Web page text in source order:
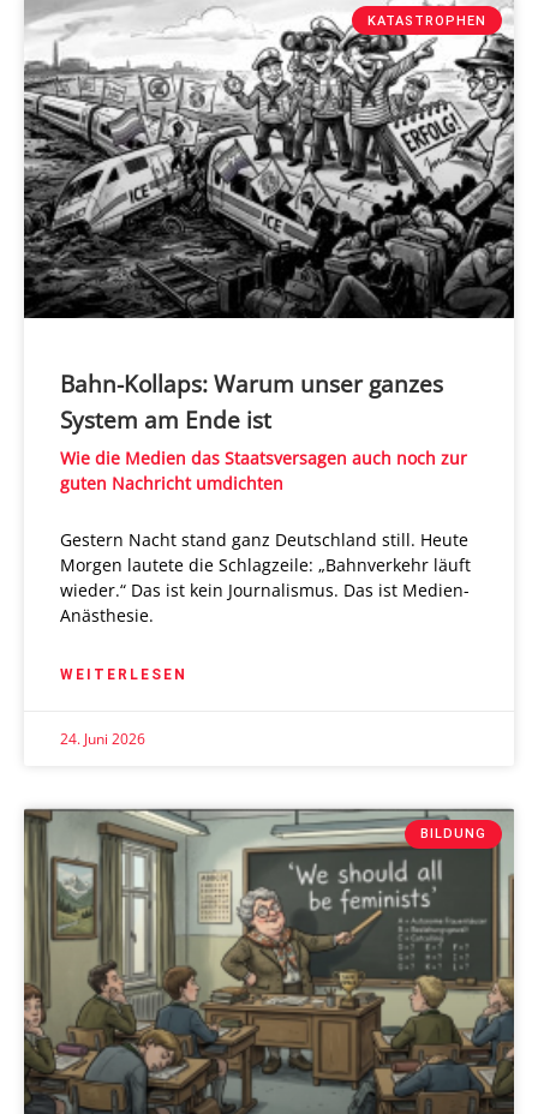
KATASTROPHEN
Bahn-Kollaps: Warum unser ganzes
System am Ende ist
Wie die Medien das Staatsversagen auch noch zur
guten Nachricht umdichten
Gestern Nacht stand ganz Deutschland still. Heute
Morgen lautete die Schlagzeile: „Bahnverkehr läuft
wieder.“ Das ist kein Journalismus. Das ist Medien-
Anästhesie.
WEITERLESEN
24. Juni 2026
BILDUNG